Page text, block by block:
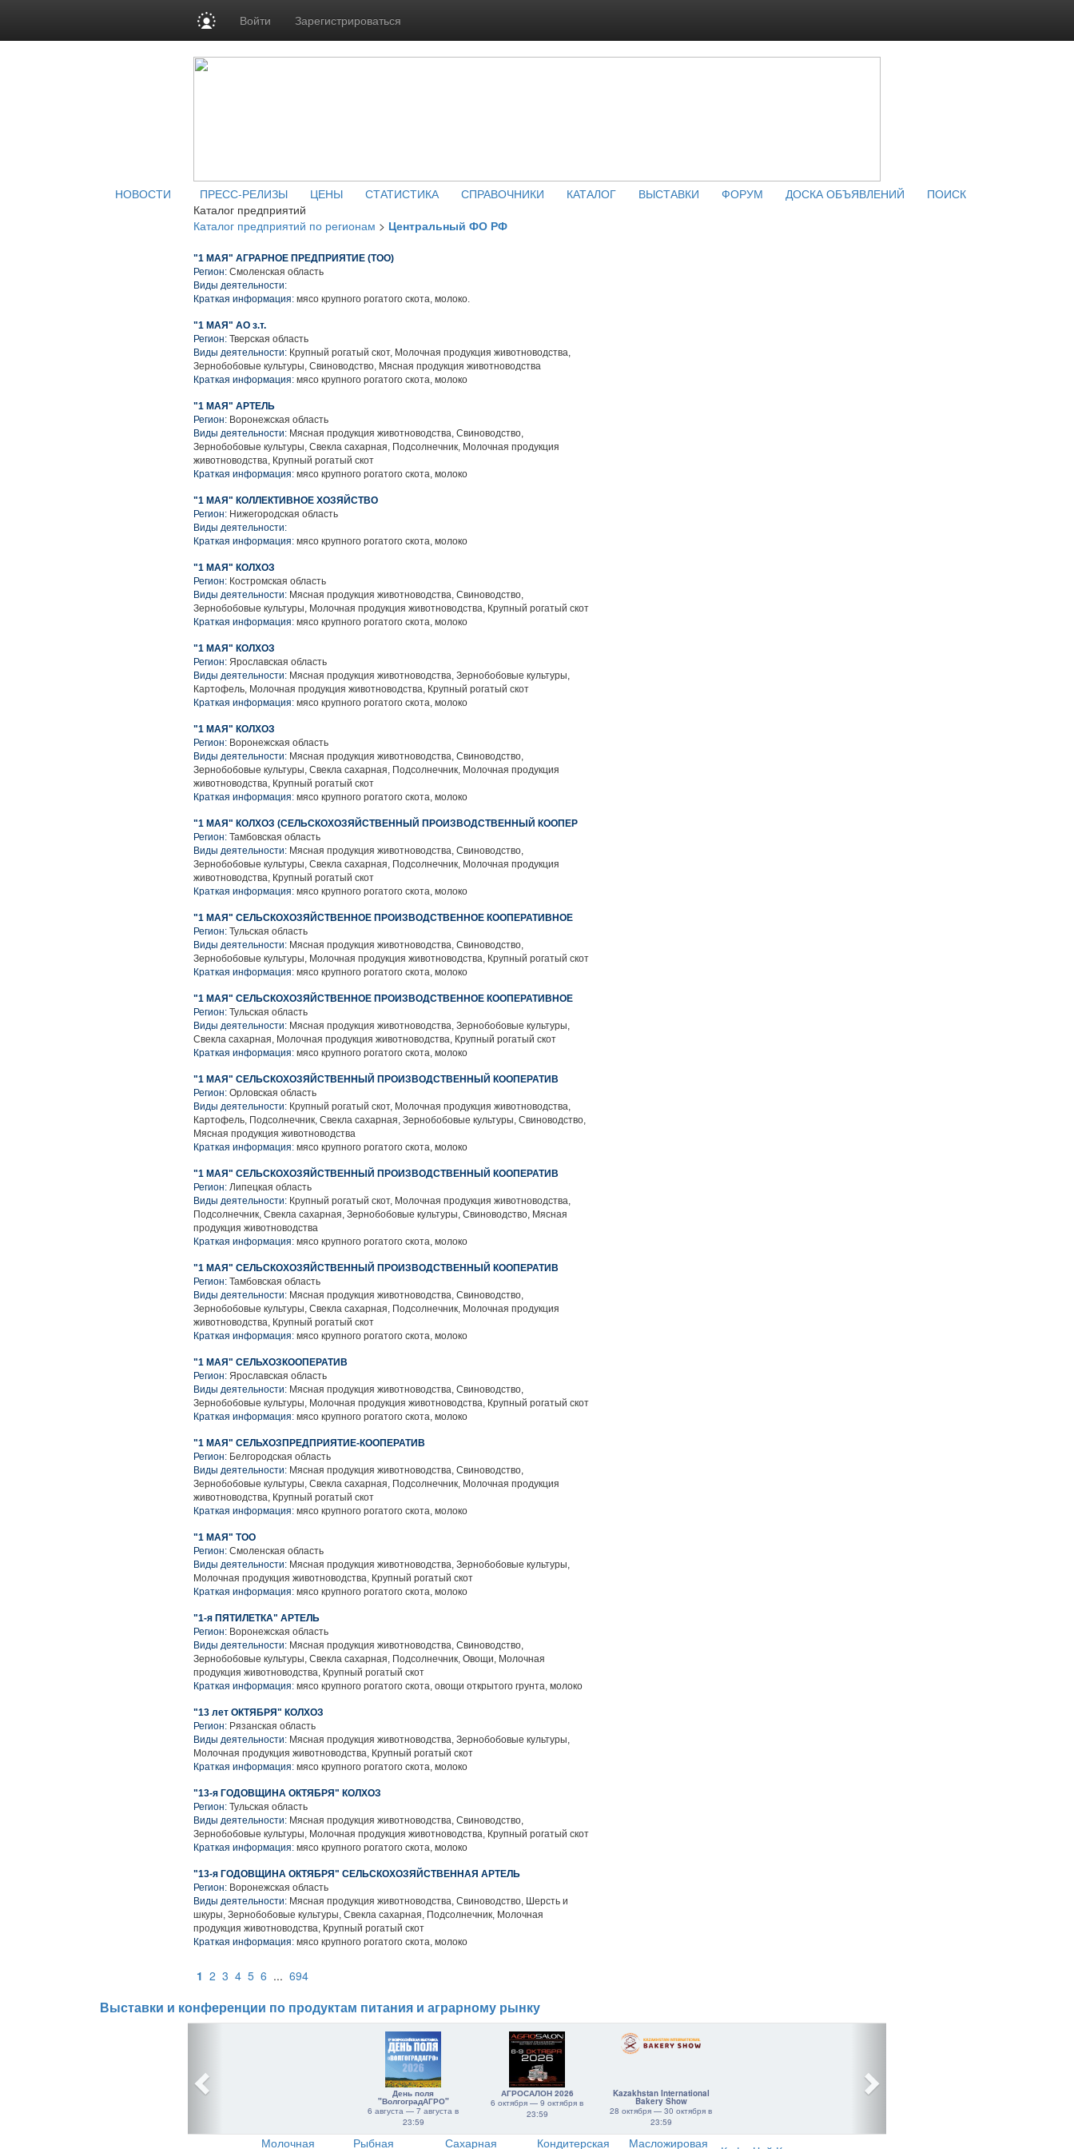
Войти Зарегистрироваться
НОВОСТИ ПРЕСС-РЕЛИЗЫ ЦЕНЫ СТАТИСТИКА СПРАВОЧНИКИ КАТАЛОГ ВЫСТАВКИ ФОРУМ ДОСКА ОБЪЯВЛЕНИЙ
ПОИСК
Каталог предприятий
Каталог предприятий по регионам > Центральный ФО РФ
"1 МАЯ" АГРАРНОЕ ПРЕДПРИЯТИЕ (ТОО)
Регион: Смоленская область
Виды деятельности:
Краткая информация: мясо крупного рогатого скота, молоко.
"1 МАЯ" АО з.т.
Регион: Тверская область
Виды деятельности: Крупный рогатый скот, Молочная продукция животноводства,
Зернобобовые культуры, Свиноводство, Мясная продукция животноводства
Краткая информация: мясо крупного рогатого скота, молоко
"1 МАЯ" АРТЕЛЬ
Регион: Воронежская область
Виды деятельности: Мясная продукция животноводства, Свиноводство,
Зернобобовые культуры, Свекла сахарная, Подсолнечник, Молочная продукция
животноводства, Крупный рогатый скот
Краткая информация: мясо крупного рогатого скота, молоко
"1 МАЯ" КОЛЛЕКТИВНОЕ ХОЗЯЙСТВО
Регион: Нижегородская область
Виды деятельности:
Краткая информация: мясо крупного рогатого скота, молоко
"1 МАЯ" КОЛХОЗ
Регион: Костромская область
Виды деятельности: Мясная продукция животноводства, Свиноводство,
Зернобобовые культуры, Молочная продукция животноводства, Крупный рогатый скот
Краткая информация: мясо крупного рогатого скота, молоко
"1 МАЯ" КОЛХОЗ
Регион: Ярославская область
Виды деятельности: Мясная продукция животноводства, Зернобобовые культуры,
Картофель, Молочная продукция животноводства, Крупный рогатый скот
Краткая информация: мясо крупного рогатого скота, молоко
"1 МАЯ" КОЛХОЗ
Регион: Воронежская область
Виды деятельности: Мясная продукция животноводства, Свиноводство,
Зернобобовые культуры, Свекла сахарная, Подсолнечник, Молочная продукция
животноводства, Крупный рогатый скот
Краткая информация: мясо крупного рогатого скота, молоко
"1 МАЯ" КОЛХОЗ (СЕЛЬСКОХОЗЯЙСТВЕННЫЙ ПРОИЗВОДСТВЕННЫЙ КООПЕР
Регион: Тамбовская область
Виды деятельности: Мясная продукция животноводства, Свиноводство,
Зернобобовые культуры, Свекла сахарная, Подсолнечник, Молочная продукция
животноводства, Крупный рогатый скот
Краткая информация: мясо крупного рогатого скота, молоко
"1 МАЯ" СЕЛЬСКОХОЗЯЙСТВЕННОЕ ПРОИЗВОДСТВЕННОЕ КООПЕРАТИВНОЕ
Регион: Тульская область
Виды деятельности: Мясная продукция животноводства, Свиноводство,
Зернобобовые культуры, Молочная продукция животноводства, Крупный рогатый скот
Краткая информация: мясо крупного рогатого скота, молоко
"1 МАЯ" СЕЛЬСКОХОЗЯЙСТВЕННОЕ ПРОИЗВОДСТВЕННОЕ КООПЕРАТИВНОЕ
Регион: Тульская область
Виды деятельности: Мясная продукция животноводства, Зернобобовые культуры,
Свекла сахарная, Молочная продукция животноводства, Крупный рогатый скот
Краткая информация: мясо крупного рогатого скота, молоко
"1 МАЯ" СЕЛЬСКОХОЗЯЙСТВЕННЫЙ ПРОИЗВОДСТВЕННЫЙ КООПЕРАТИВ
Регион: Орловская область
Виды деятельности: Крупный рогатый скот, Молочная продукция животноводства,
Картофель, Подсолнечник, Свекла сахарная, Зернобобовые культуры, Свиноводство,
Мясная продукция животноводства
Краткая информация: мясо крупного рогатого скота, молоко
"1 МАЯ" СЕЛЬСКОХОЗЯЙСТВЕННЫЙ ПРОИЗВОДСТВЕННЫЙ КООПЕРАТИВ
Регион: Липецкая область
Виды деятельности: Крупный рогатый скот, Молочная продукция животноводства,
Подсолнечник, Свекла сахарная, Зернобобовые культуры, Свиноводство, Мясная
продукция животноводства
Краткая информация: мясо крупного рогатого скота, молоко
"1 МАЯ" СЕЛЬСКОХОЗЯЙСТВЕННЫЙ ПРОИЗВОДСТВЕННЫЙ КООПЕРАТИВ
Регион: Тамбовская область
Виды деятельности: Мясная продукция животноводства, Свиноводство,
Зернобобовые культуры, Свекла сахарная, Подсолнечник, Молочная продукция
животноводства, Крупный рогатый скот
Краткая информация: мясо крупного рогатого скота, молоко
"1 МАЯ" СЕЛЬХОЗКООПЕРАТИВ
Регион: Ярославская область
Виды деятельности: Мясная продукция животноводства, Свиноводство,
Зернобобовые культуры, Молочная продукция животноводства, Крупный рогатый скот
Краткая информация: мясо крупного рогатого скота, молоко
"1 МАЯ" СЕЛЬХОЗПРЕДПРИЯТИЕ-КООПЕРАТИВ
Регион: Белгородская область
Виды деятельности: Мясная продукция животноводства, Свиноводство,
Зернобобовые культуры, Свекла сахарная, Подсолнечник, Молочная продукция
животноводства, Крупный рогатый скот
Краткая информация: мясо крупного рогатого скота, молоко
"1 МАЯ" ТОО
Регион: Смоленская область
Виды деятельности: Мясная продукция животноводства, Зернобобовые культуры,
Молочная продукция животноводства, Крупный рогатый скот
Краткая информация: мясо крупного рогатого скота, молоко
"1-я ПЯТИЛЕТКА" АРТЕЛЬ
Регион: Воронежская область
Виды деятельности: Мясная продукция животноводства, Свиноводство,
Зернобобовые культуры, Свекла сахарная, Подсолнечник, Овощи, Молочная
продукция животноводства, Крупный рогатый скот
Краткая информация: мясо крупного рогатого скота, овощи открытого грунта, молоко
"13 лет ОКТЯБРЯ" КОЛХОЗ
Регион: Рязанская область
Виды деятельности: Мясная продукция животноводства, Зернобобовые культуры,
Молочная продукция животноводства, Крупный рогатый скот
Краткая информация: мясо крупного рогатого скота, молоко
"13-я ГОДОВЩИНА ОКТЯБРЯ" КОЛХОЗ
Регион: Тульская область
Виды деятельности: Мясная продукция животноводства, Свиноводство,
Зернобобовые культуры, Молочная продукция животноводства, Крупный рогатый скот
Краткая информация: мясо крупного рогатого скота, молоко
"13-я ГОДОВЩИНА ОКТЯБРЯ" СЕЛЬСКОХОЗЯЙСТВЕННАЯ АРТЕЛЬ
Регион: Воронежская область
Виды деятельности: Мясная продукция животноводства, Свиноводство, Шерсть и
шкуры, Зернобобовые культуры, Свекла сахарная, Подсолнечник, Молочная
продукция животноводства, Крупный рогатый скот
Краткая информация: мясо крупного рогатого скота, молоко
1 2 3 4 5 6 ... 694
Выставки и конференции по продуктам питания и аграрному рынку
День поля
"ВолгоградАГРО"
6 августа — 7 августа в
23:59
АГРОСАЛОН 2026
6 октября — 9 октября в
23:59
Kazakhstan International
Bakery Show
28 октября — 30 октября в
23:59
Молочная Рыбная Сахарная Кондитерская Масложировая